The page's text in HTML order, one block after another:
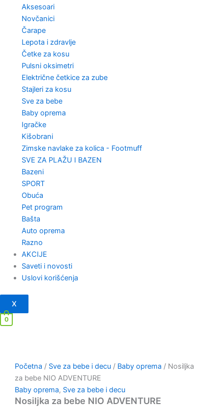
Aksesoari
Novčanici
Čarape
Lepota i zdravlje
Četke za kosu
Pulsni oksimetri
Električne četkice za zube
Stajleri za kosu
Sve za bebe
Baby oprema
Igračke
Kišobrani
Zimske navlake za kolica - Footmuff
SVE ZA PLAŽU I BAZEN
Bazeni
SPORT
Obuća
Pet program
Bašta
Auto oprema
Razno
AKCIJE
Saveti i novosti
Uslovi korišćenja
X
0
Početna / Sve za bebe i decu / Baby oprema / Nosiljka
za bebe NIO ADVENTURE
Baby oprema, Sve za bebe i decu
Nosiljka za bebe NIO ADVENTURE